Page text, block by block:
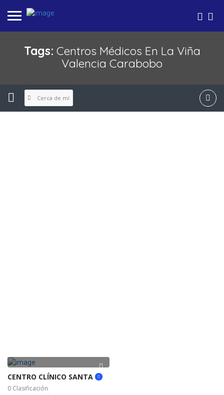
Tags: Centros Médicos En La Viña
Valencia Carabobo
Cerca de mí
CENTRO CLÍNICO SANTA
0 Clasificación